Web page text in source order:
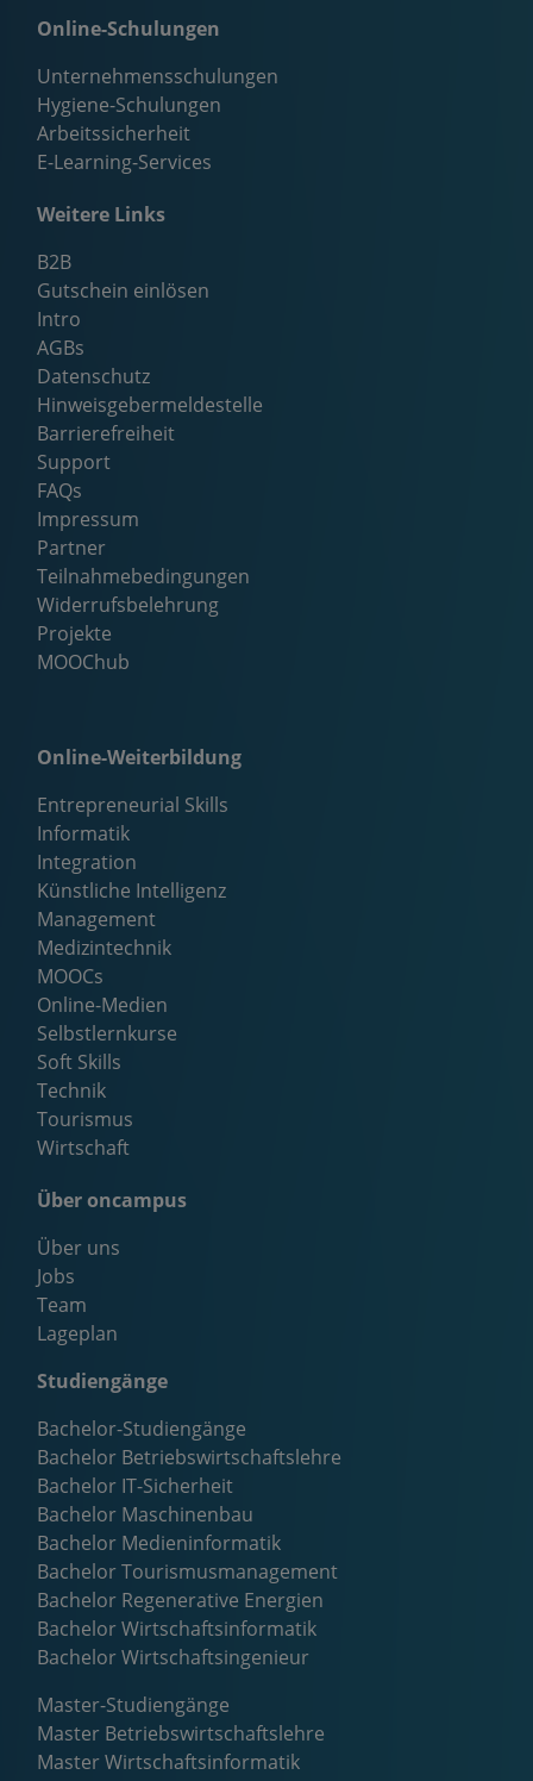
Online-Schulungen
Unternehmensschulungen
Hygiene-Schulungen
Arbeitssicherheit
E-Learning-Services
Weitere Links
B2B
Gutschein einlösen
Intro
AGBs
Datenschutz
Hinweisgebermeldestelle
Barrierefreiheit
Support
FAQs
Impressum
Partner
Teilnahmebedingungen
Widerrufsbelehrung
Projekte
MOOChub
Online-Weiterbildung
Entrepreneurial Skills
Informatik
Integration
Künstliche Intelligenz
Management
Medizintechnik
MOOCs
Online-Medien
Selbstlernkurse
Soft Skills
Technik
Tourismus
Wirtschaft
Über oncampus
Über uns
Jobs
Team
Lageplan
Studiengänge
Bachelor-Studiengänge
Bachelor Betriebswirtschaftslehre
Bachelor IT-Sicherheit
Bachelor Maschinenbau
Bachelor Medieninformatik
Bachelor Tourismusmanagement
Bachelor Regenerative Energien
Bachelor Wirtschaftsinformatik
Bachelor Wirtschaftsingenieur
Master-Studiengänge
Master Betriebswirtschaftslehre
Master Wirtschaftsinformatik